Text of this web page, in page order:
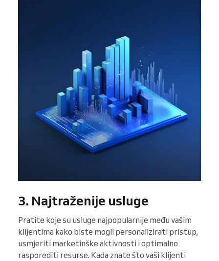
3. Najtraženije usluge
Pratite koje su usluge najpopularnije među vašim
klijentima kako biste mogli personalizirati pristup,
usmjeriti marketinške aktivnosti i optimalno
rasporediti resurse. Kada znate što vaši klijenti